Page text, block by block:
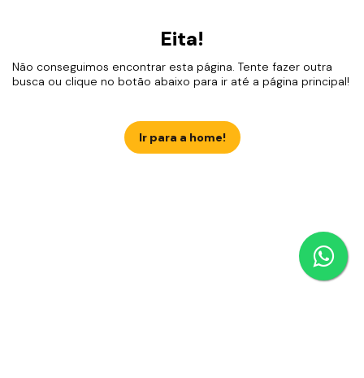
Eita!
Não conseguimos encontrar esta página. Tente fazer outra
busca ou clique no botão abaixo para ir até a página principal!
Ir para a home!